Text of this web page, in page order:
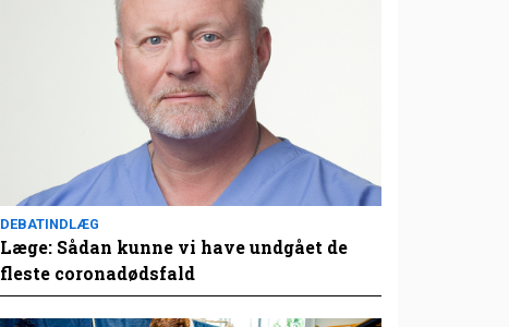
DEBATINDLÆG
Læge: Sådan kunne vi have undgået de
fleste coronadødsfald